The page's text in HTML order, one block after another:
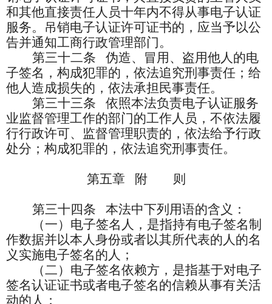
和其他直接责任人员十年内不得从事电子认证
服务。吊销电子认证许可证书的，应当予以公
告并通知工商行政管理部门。
第三十二条
伪造、冒用、盗用他人的电
子签名，构成犯罪的，依法追究刑事责任；给
他人造成损失的，依法承担民事责任。
第三十三条
依照本法负责电子认证服务
业监督管理工作的部门的工作人员，不依法履
行行政许可、监督管理职责的，依法给予行政
处分；构成犯罪的，依法追究刑事责任。
第五章 附 则
第三十四条
本法中下列用语的含义：
（一）电子签名人，是指持有电子签名制
作数据并以本人身份或者以其所代表的人的名
义实施电子签名的人；
（二）电子签名依赖方，是指基于对电子
签名认证证书或者电子签名的信赖从事有关活
动的人；